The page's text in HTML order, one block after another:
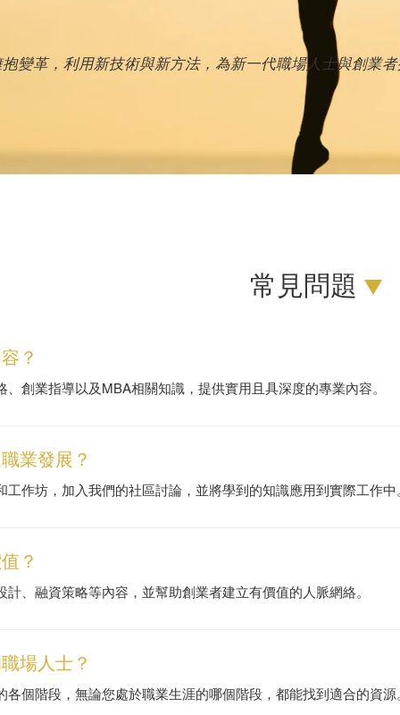
變革，利用新技術與新方法，為新一代職場人士與創業
常見問題
？
創業指導以及MBA相關知識，提供實用且具深度的專業內容。
業發展？
作坊，加入我們的社區討論，並將學到的知識應用到實際工作中。
？
、融資策略等內容，並幫助創業者建立有價值的人脈網絡。
場人士？
個階段，無論您處於職業生涯的哪個階段，都能找到適合的資源。